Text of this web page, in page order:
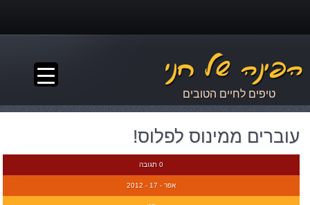
טיפים לחיים הטובים
עוברים ממינוס לפלוס!
0 תגובה
אפר - 17 - 2012